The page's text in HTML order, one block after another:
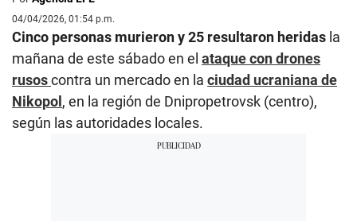
04/04/2026, 01:54 p.m.
Cinco personas murieron y 25 resultaron heridas la
mañana de este sábado en el ataque con drones
rusoscontra un mercado en la ciudad ucraniana de
Nikopol, en la región de Dnipropetrovsk (centro),
según las autoridades locales.